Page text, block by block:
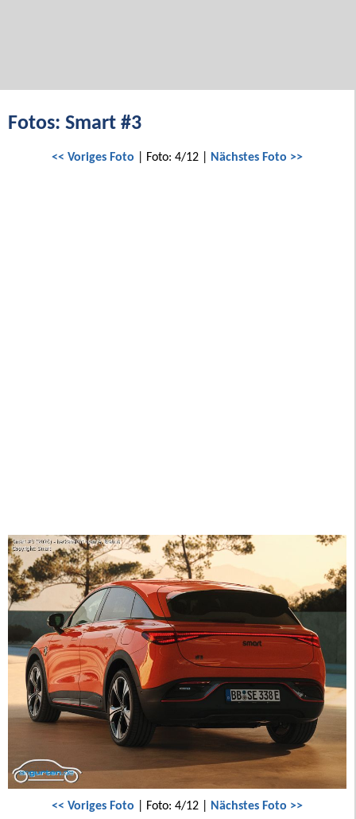
Fotos: Smart #3
<< Voriges Foto | Foto: 4/12 | Nächstes Foto >>
<< Voriges Foto | Foto: 4/12 | Nächstes Foto >>